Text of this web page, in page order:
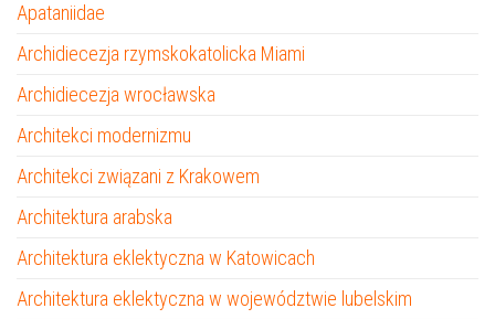
Apataniidae
Archidiecezja rzymskokatolicka Miami
Archidiecezja wrocławska
Architekci modernizmu
Architekci związani z Krakowem
Architektura arabska
Architektura eklektyczna w Katowicach
Architektura eklektyczna w województwie lubelskim